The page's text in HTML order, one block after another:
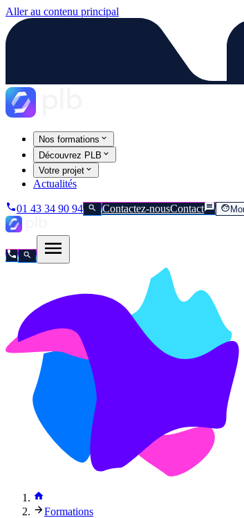
Aller au contenu principal
Nos formations
Découvrez PLB
Votre projet
Actualités
01 43 34 90 94 Contactez-nousContact
Formations